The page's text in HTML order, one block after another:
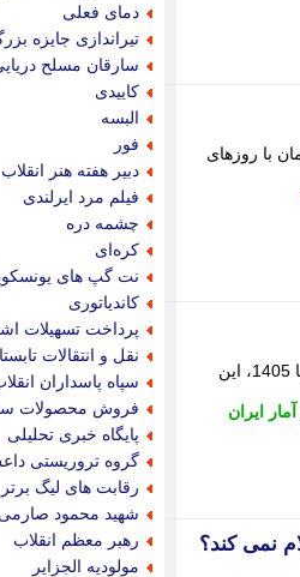
مقدس همزمان با روزهای
ییس سازمان مدیریت و برنامه ریزی استان یزد با تأکید بر اهمیت سرشماری عمومی نفوس و مسکن ثبتی مبنا 1405، این
ایران
نمی کند؟
دمای فعلی
تیراندازی جایزه
سارقان مسلح
کاییدی
البسه
فور
دبیر هفته هنر انقلاب
فیلم مرد ایرلندی
چشمه دره
کره‌ای
نت گپ های
کاندیاتوری
پرداخت تسهیلات
نقل و انتقالات
سپاه پاسداران
فروش محصولات
پایگاه خبری تحلیلی
گروه تروریستی
رقابت های لیگ برتر
شهید محمود صارمی
رهبر معظم انقلاب
مولودیه الجزایر